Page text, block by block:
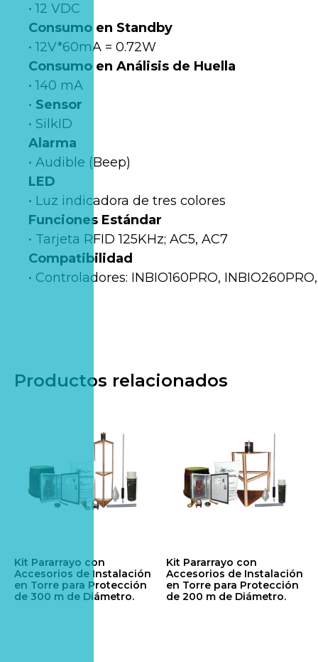
• 12 VDC
Consumo en Standby
• 12V*60mA = 0.72W
Consumo en Análisis de Huella
• 140 mA
• Sensor
• SilkID
Alarma
• Audible (Beep)
LED
• Luz indicadora de tres colores
Funciones Estándar
• Tarjeta RFID 125KHz; AC5, AC7
Compatibilidad
• Controladores: INBIO160PRO,
Productos relacionados
Kit Pararrayo con
Accesorios de Instalación
en Torre para Protección
de 300 m de Diámetro.
Kit Pararrayo con
Accesorios de Instalación
en Torre para Protección
de 200 m de Diámetro.